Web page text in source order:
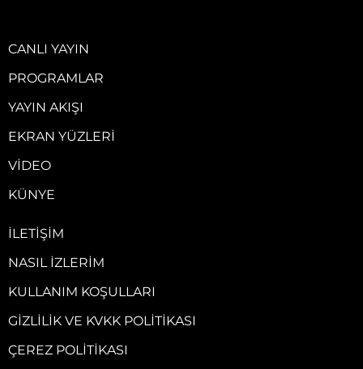
CANLI YAYIN
PROGRAMLAR
YAYIN AKIŞI
EKRAN YÜZLERI
VIDEO
KÜNYE
İLETIŞIM
NASIL İZLERIM
KULLANIM KOŞULLARI
GIZLILIK VE KVKK POLITIKASI
ÇEREZ POLITIKASI